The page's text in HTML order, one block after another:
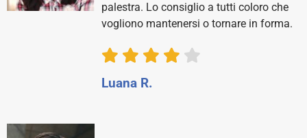
palestra. Lo consiglio a tutti coloro che
vogliono mantenersi o tornare in forma.
Luana R.